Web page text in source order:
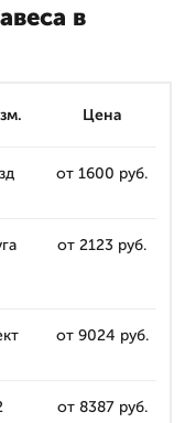
в
Цена
от 1600 руб.
от 2123 руб.
от 9024 руб.
от 8387 руб.